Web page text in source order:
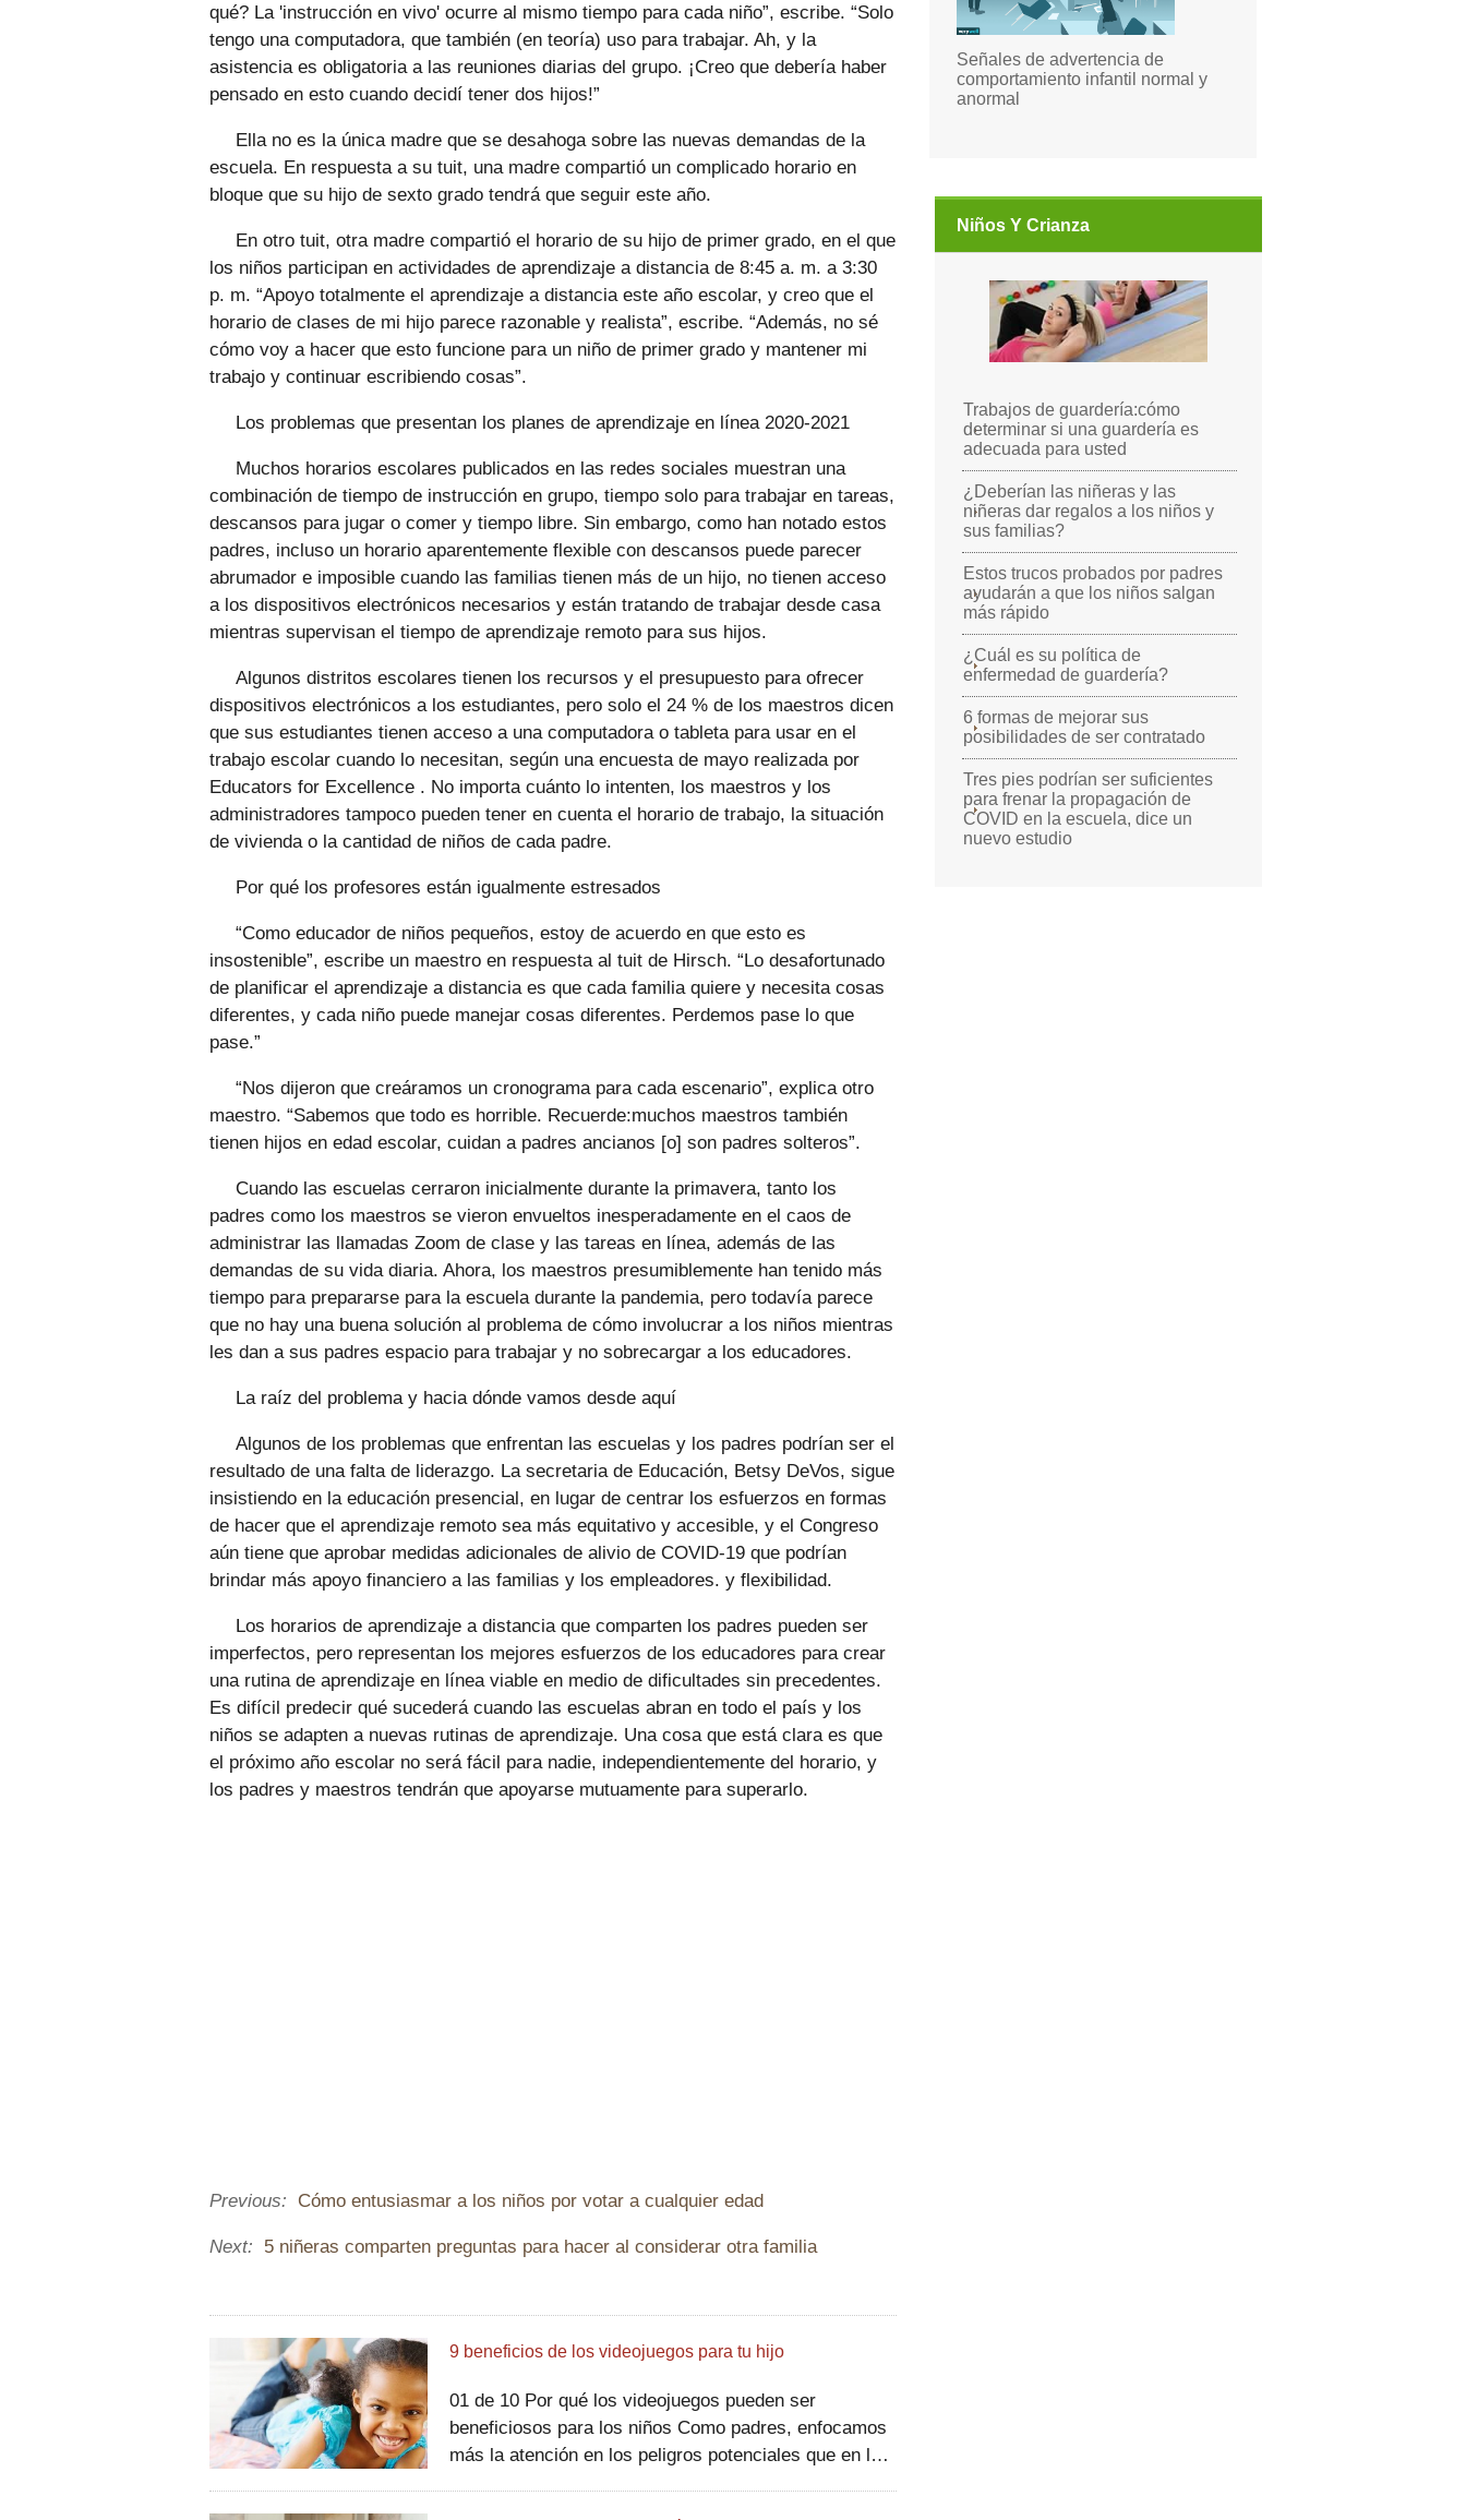
qué? La 'instrucción en vivo' ocurre al mismo tiempo para cada niño”, escribe. “Solo
tengo una computadora, que también (en teoría) uso para trabajar. Ah, y la
asistencia es obligatoria a las reuniones diarias del grupo. ¡Creo que debería haber
pensado en esto cuando decidí tener dos hijos!”
Ella no es la única madre que se desahoga sobre las nuevas demandas de la
escuela. En respuesta a su tuit, una madre compartió un complicado horario en
bloque que su hijo de sexto grado tendrá que seguir este año.
En otro tuit, otra madre compartió el horario de su hijo de primer grado, en el que
los niños participan en actividades de aprendizaje a distancia de 8:45 a. m. a 3:30
p. m. “Apoyo totalmente el aprendizaje a distancia este año escolar, y creo que el
horario de clases de mi hijo parece razonable y realista”, escribe. “Además, no sé
cómo voy a hacer que esto funcione para un niño de primer grado y mantener mi
trabajo y continuar escribiendo cosas”.
Los problemas que presentan los planes de aprendizaje en línea 2020-2021
Muchos horarios escolares publicados en las redes sociales muestran una
combinación de tiempo de instrucción en grupo, tiempo solo para trabajar en tareas,
descansos para jugar o comer y tiempo libre. Sin embargo, como han notado estos
padres, incluso un horario aparentemente flexible con descansos puede parecer
abrumador e imposible cuando las familias tienen más de un hijo, no tienen acceso
a los dispositivos electrónicos necesarios y están tratando de trabajar desde casa
mientras supervisan el tiempo de aprendizaje remoto para sus hijos.
Algunos distritos escolares tienen los recursos y el presupuesto para ofrecer
dispositivos electrónicos a los estudiantes, pero solo el 24 % de los maestros dicen
que sus estudiantes tienen acceso a una computadora o tableta para usar en el
trabajo escolar cuando lo necesitan, según una encuesta de mayo realizada por
Educators for Excellence . No importa cuánto lo intenten, los maestros y los
administradores tampoco pueden tener en cuenta el horario de trabajo, la situación
de vivienda o la cantidad de niños de cada padre.
Por qué los profesores están igualmente estresados
“Como educador de niños pequeños, estoy de acuerdo en que esto es
insostenible”, escribe un maestro en respuesta al tuit de Hirsch. “Lo desafortunado
de planificar el aprendizaje a distancia es que cada familia quiere y necesita cosas
diferentes, y cada niño puede manejar cosas diferentes. Perdemos pase lo que
pase.”
“Nos dijeron que creáramos un cronograma para cada escenario”, explica otro
maestro. “Sabemos que todo es horrible. Recuerde:muchos maestros también
tienen hijos en edad escolar, cuidan a padres ancianos [o] son ​​padres solteros”.
Cuando las escuelas cerraron inicialmente durante la primavera, tanto los
padres como los maestros se vieron envueltos inesperadamente en el caos de
administrar las llamadas Zoom de clase y las tareas en línea, además de las
demandas de su vida diaria. Ahora, los maestros presumiblemente han tenido más
tiempo para prepararse para la escuela durante la pandemia, pero todavía parece
que no hay una buena solución al problema de cómo involucrar a los niños mientras
les dan a sus padres espacio para trabajar y no sobrecargar a los educadores.
La raíz del problema y hacia dónde vamos desde aquí
Algunos de los problemas que enfrentan las escuelas y los padres podrían ser el
resultado de una falta de liderazgo. La secretaria de Educación, Betsy DeVos, sigue
insistiendo en la educación presencial, en lugar de centrar los esfuerzos en formas
de hacer que el aprendizaje remoto sea más equitativo y accesible, y el Congreso
aún tiene que aprobar medidas adicionales de alivio de COVID-19 que podrían
brindar más apoyo financiero a las familias y los empleadores. y flexibilidad.
Los horarios de aprendizaje a distancia que comparten los padres pueden ser
imperfectos, pero representan los mejores esfuerzos de los educadores para crear
una rutina de aprendizaje en línea viable en medio de dificultades sin precedentes.
Es difícil predecir qué sucederá cuando las escuelas abran en todo el país y los
niños se adapten a nuevas rutinas de aprendizaje. Una cosa que está clara es que
el próximo año escolar no será fácil para nadie, independientemente del horario, y
los padres y maestros tendrán que apoyarse mutuamente para superarlo.
Previous: Cómo entusiasmar a los niños por votar a cualquier edad
Next: 5 niñeras comparten preguntas para hacer al considerar otra familia
9 beneficios de los videojuegos para tu hijo
01 de 10 Por qué los videojuegos pueden ser
beneficiosos para los niños Como padres, enfocamos
más la atención en los peligros potenciales que en los
Señales de advertencia de
comportamiento infantil normal y
anormal
Niños Y Crianza
Trabajos de guardería:cómo
determinar si una guardería es
adecuada para usted
¿Deberían las niñeras y las
niñeras dar regalos a los niños y
sus familias?
Estos trucos probados por padres
ayudarán a que los niños salgan
más rápido
¿Cuál es su política de
enfermedad de guardería?
6 formas de mejorar sus
posibilidades de ser contratado
Tres pies podrían ser suficientes
para frenar la propagación de
COVID en la escuela, dice un
nuevo estudio